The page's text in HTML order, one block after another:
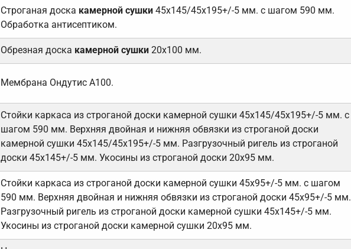
Строганая доска камерной сушки 45х145/45х195+/-5 мм. с шагом 590 мм.
Обработка антисептиком.
Обрезная доска камерной сушки20х100 мм.
Мембрана Ондутис А100.
Стойки каркаса из строганой доски камерной сушки 45х145/45х195+/-5 мм. с
шагом 590 мм. Верхняя двойная и нижняя обвязки из строганой доски
камерной сушки 45х145/45х195+/-5 мм. Разгрузочный ригель из строганой
доски 45х145+/-5 мм. Укосины из строганой доски 20х95 мм.
Стойки каркаса из строганой доски камерной сушки 45х95+/-5 мм. с шагом
590 мм. Верхняя двойная и нижняя обвязки из строганой доски 45х95+/-5 мм.
Разгрузочный ригель из строганой доски камерной сушки 45х145+/-5 мм.
Укосины из строганой доски камерной сушки 20х95 мм.